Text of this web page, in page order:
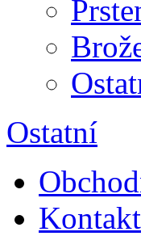
Ostatní
Kontakt